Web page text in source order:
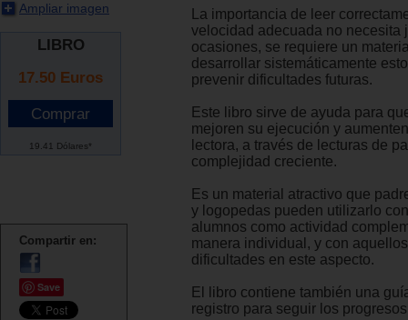
Ampliar imagen
LIBRO
17.50 Euros
19.41 Dólares*
Compartir en:
Save
La importancia de leer
velocidad adecuada no necesita
ocasiones, se requiere un
desarrollar sistemáticamente
prevenir dificultades futuras.
Este libro sirve de ayuda para
mejoren su ejecución y
lectora, a través de lecturas de
complejidad creciente.
Es un material atractivo que
y logopedas pueden utilizarlo
alumnos como actividad
manera individual, y con
dificultades en este aspecto.
El libro contiene también una
registro para seguir los